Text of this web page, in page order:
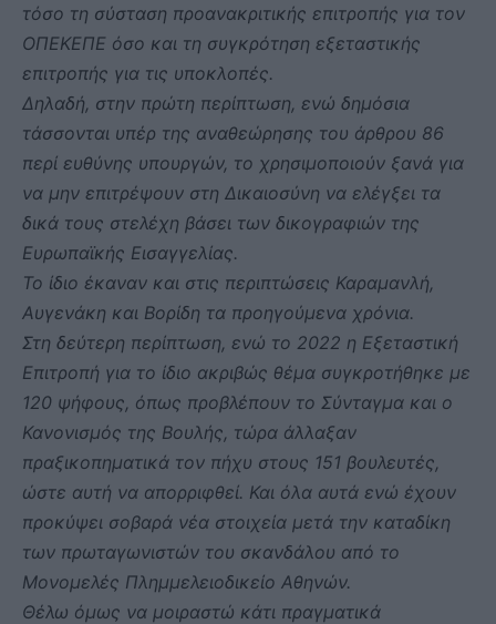
τόσο τη σύσταση προανακριτικής επιτροπής για τον
ΟΠΕΚΕΠΕ όσο και τη συγκρότηση εξεταστικής
επιτροπής για τις υποκλοπές.
Δηλαδή, στην πρώτη περίπτωση, ενώ δημόσια
τάσσονται υπέρ της αναθεώρησης του άρθρου 86
περί ευθύνης υπουργών, το χρησιμοποιούν ξανά για
να μην επιτρέψουν στη Δικαιοσύνη να ελέγξει τα
δικά τους στελέχη βάσει των δικογραφιών της
Ευρωπαϊκής Εισαγγελίας.
Το ίδιο έκαναν και στις περιπτώσεις Καραμανλή,
Αυγενάκη και Βορίδη τα προηγούμενα χρόνια.
Στη δεύτερη περίπτωση, ενώ το 2022 η Εξεταστική
Επιτροπή για το ίδιο ακριβώς θέμα συγκροτήθηκε με
120 ψήφους, όπως προβλέπουν το Σύνταγμα και ο
Κανονισμός της Βουλής, τώρα άλλαξαν
πραξικοπηματικά τον πήχυ στους 151 βουλευτές,
ώστε αυτή να απορριφθεί. Και όλα αυτά ενώ έχουν
προκύψει σοβαρά νέα στοιχεία μετά την καταδίκη
των πρωταγωνιστών του σκανδάλου από το
Μονομελές Πλημμελειοδικείο Αθηνών.
Θέλω όμως να μοιραστώ κάτι πραγματικά